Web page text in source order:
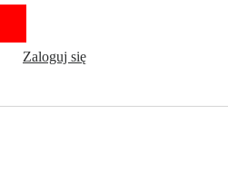
Zaloguj się